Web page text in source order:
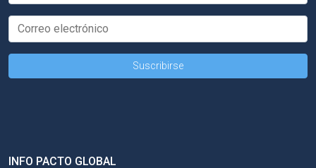
INFO PACTO GLOBAL